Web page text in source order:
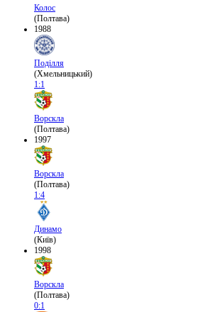
Колос
(Полтава)
1988
Поділля
(Хмельницький)
1:1
Ворскла
(Полтава)
1997
Ворскла
(Полтава)
1:4
Динамо
(Київ)
1998
Ворскла
(Полтава)
0:1